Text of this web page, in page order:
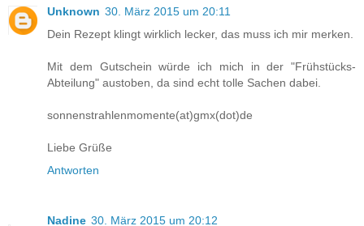
Unknown 30. März 2015 um 20:11
Dein Rezept klingt wirklich lecker, das muss ich mir merken.
Mit dem Gutschein würde ich mich in der "Frühstücks-
Abteilung" austoben, da sind echt tolle Sachen dabei.
sonnenstrahlenmomente(at)gmx(dot)de
Liebe Grüße
Antworten
Nadine 30. März 2015 um 20:12